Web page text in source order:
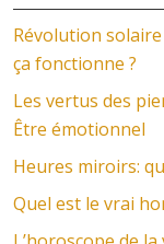
Révolution
ça fonctionne ?
Les vertus des
Être émotionnel
Heures miroirs:
Quel est le vrai